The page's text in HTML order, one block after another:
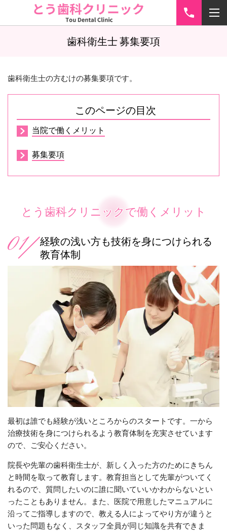
歯科衛生士 募集要項
歯科衛生士の方むけの募集要項です。
このページの目次
当院で働くメリット
募集要項
とう歯科クリニックで働くメリット
経験の浅い方も技術を身につけられる
教育体制
最初は誰でも経験が浅いところからのスタートです。一から
治療技術を身につけられるよう教育体制を充実させています
ので、ご安心ください。
院長や先輩の歯科衛生士が、新しく入った方のためにきちん
と時間を取って教育します。 教育担当として先輩がついてく
れるので、質問したいのに誰に聞いていいかわからないとい
ったこともありません。
また、医院で用意したマニュアルに
沿ってご指導しますので、教える人によってやり方が違うと
いった問題もなく、スタッフ全員が同じ知識を共有できま